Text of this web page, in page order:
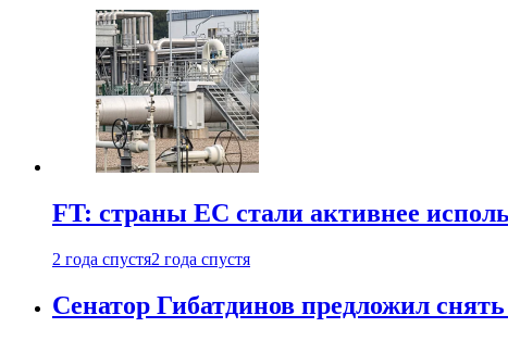
FT: страны ЕС стали активнее
2 года спустя2 года спустя
Сенатор Гибатдинов предложил